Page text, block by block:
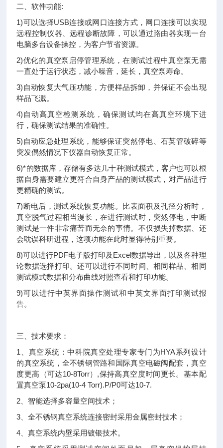
二、软件功能:
1)可以选择USB连接或网口连接方式，网口连接可以实现
远程控制仪器、远程诊断故障，可以通过路由器实现一台
电脑多台设备操控，为客户节省资源。
2)优化的真空泵启停管理系统，在测试过程中真空泵无需
一直处于运行状态，减小噪音，延长，真空泵寿命。
3)自动恢复大气压功能，方便样品拆卸，并保证不会出现
样品飞溅。
4)自动高真空检测系统，确保测试均在高真空环境下进
行，确保测试结果的准确性。
5)自动应急处理系统，能够保证突然停电、石英管破碎等
突发偶然情况下仪器自动恢复正常。
6)*的数据库，存储有多达几十种测试模式，客户也可以根
据自身需要建立更符合自身产品的测试模式，对产品进行
更精确的测试。
7)断电后，测试系统恢复功能。比表面积及孔径分析时，
真空脱气过程相当漫长，在进行测试时，突然停电，中断
测试是一件非常痛苦而无奈的事情。不仅损失掉数据、还
会耽误科研进程，这项功能在此时显得特别重要。
8)可以进行PDF电子版打印及Excel数据导出，以及各种理
论数据选择打印。还可以进行不同时间、相同样品、相同
测试模式数据和分布曲线对照查看和打印功能。
9)可以进行中英界面操作测试和中英文界面打印测试报
告。
三、技术要求：
1、真空系统：中科院真空处理专家专门为HYA系列设计
的真空系统，全不锈钢管路和国际真空电磁阀配套，真空
度更高（可达10-8Torr）,保持高真空度时间更长。基本配
置真空泵10-2pa(10-4 Torr).P/P0可达10-7.
2、智能选择多容量空间技术；
3、全不锈钢真空系统连接密封采用金属密封技术；
4、真空系统内壁采用镀银技术。